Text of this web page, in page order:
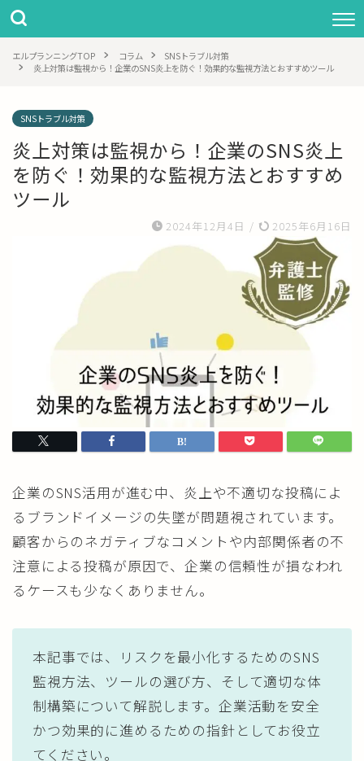
エルプランニングTOP コラム
SNSトラブル対策
炎上対策は監視から！企業のSNS炎上を防ぐ！効果的な監視方法とおすすめツール
SNSトラブル対策
炎上対策は監視から！企業のSNS炎上
を防ぐ！効果的な監視方法とおすすめ
ツール
2024年12月4日 / 2025年6月16日
企業のSNS活用が進む中、炎上や不適切な投稿によ
るブランドイメージの失墜が問題視されています。
顧客からのネガティブなコメントや内部関係者の不
注意による投稿が原因で、企業の信頼性が損なわれ
るケースも少なくありません。
本記事では、リスクを最小化するためのSNS
監視方法、ツールの選び方、そして適切な体
制構築について解説します。企業活動を安全
かつ効果的に進めるための指針としてお役立
てください。